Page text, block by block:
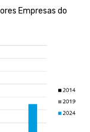
Empresas do